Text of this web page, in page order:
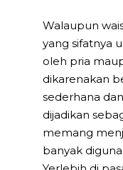
Walaupun
yang sifatnya
oleh pria
dikarenakan
sederhana
dijadikan
memang
banyak